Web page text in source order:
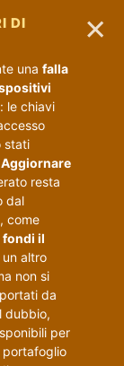
DI
una falla
le chiavi
stati
Aggiornare
resta
dal
come
il
altro
non si
da
dubbio,
per
portafoglio
×